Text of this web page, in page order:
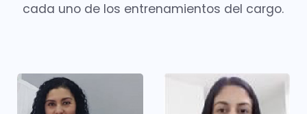
cada uno de los entrenamientos del cargo.